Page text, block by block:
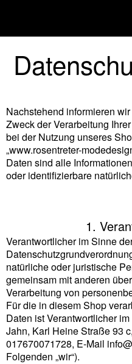
Nachstehend informieren
Zweck der Verarbeitung
bei der Nutzung unseres
„www.rosentreter-
Daten sind alle
oder identifizierbare
1.
Verantwortlicher im Sinne
natürliche oder juristische
gemeinsam mit anderen
Verarbeitung von
Für die in diesem Shop
Daten ist Verantwortlicher
Jahn, Karl Heine Straße 93
017670071728, E-Mail
Folgenden „wir“).